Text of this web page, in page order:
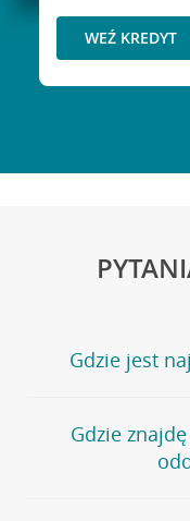
WEŹ KREDYT
Gdzie jest
Jeśli szukasz
stronęPlacówki i
wygodna
Gdzie